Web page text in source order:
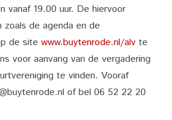
vanaf 19.00 uur. De hiervoor
de agenda en de
de site www.buytenrode.nl/alv te
voor aanvang van de vergadering
te vinden. Vooraf
of bel 06 52 22 20